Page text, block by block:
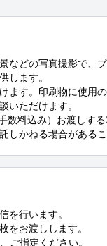
などの写真撮影で、プ
します。
ます。印刷物に使用
いただけます。
料込み）お渡しする
しかねる場合があるこ
を行います。
をお渡しします。
ご指定ください。